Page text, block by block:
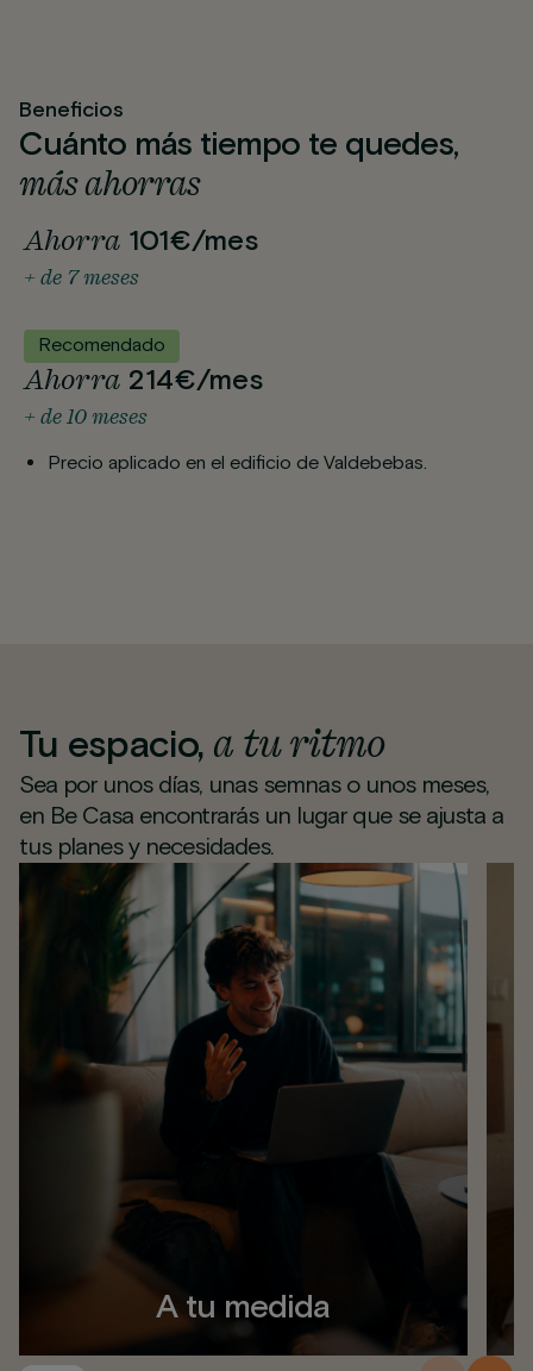
Beneficios
Cuánto más tiempo te quedes,
más ahorras
Ahorra 101€/mes
+ de 7 meses
Recomendado
Ahorra 214€/mes
+ de 10 meses
Precio aplicado en el edificio de Valdebebas.
Tu espacio, a tu ritmo
Sea por unos días, unas semnas o unos meses,
en Be Casa encontrarás un lugar que se ajusta a
tus planes y necesidades.
A tu medida